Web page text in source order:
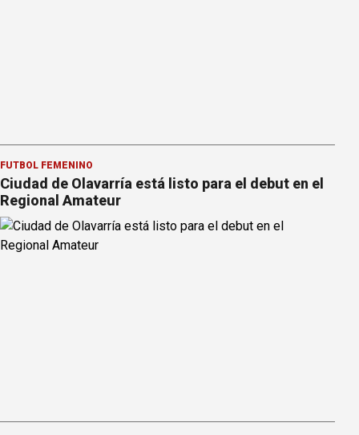
FÚTBOL FEMENINO
Ciudad de Olavarría está listo para el debut en el
Regional Amateur